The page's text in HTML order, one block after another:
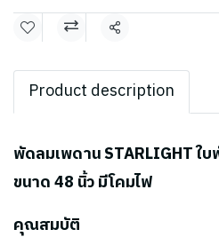
แชร์
Product description
พัดลมเพดาน STARLIGHT ใ
ขนาด 48 นิ้ว มีโคมไฟ
คุณสมบัติ